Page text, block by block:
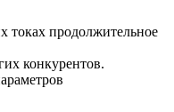
токах продолжительное
конкурентов.